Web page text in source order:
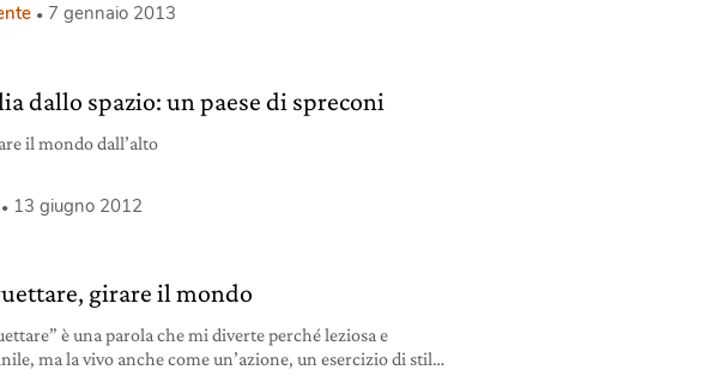
7 gennaio 2013
dallo spazio: un paese di spreconi
il mondo dall’alto
13 giugno 2012
girare il mondo
è una parola che mi diverte perché leziosa e
ma la vivo anche come un’azione, un esercizio di stile